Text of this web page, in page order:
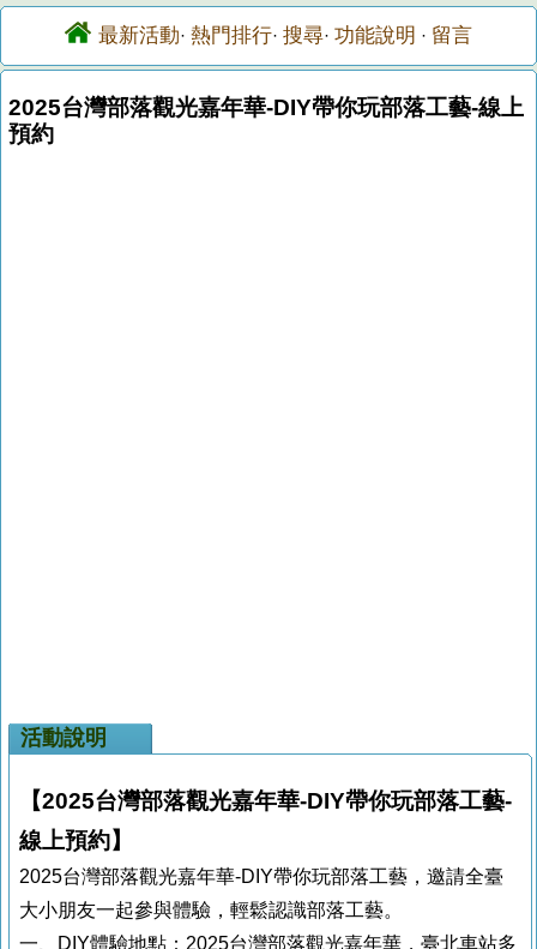
最新活動· 熱門排行· 搜尋· 功能說明 · 留言
2025台灣部落觀光嘉年華-DIY帶你玩部落工藝-線上
預約
活動說明
【2025台灣部落觀光嘉年華-DIY帶你玩部落工藝-
線上預約】
2025台灣部落觀光嘉年華-DIY帶你玩部落工藝，邀請全臺
大小朋友一起參與體驗，輕鬆認識部落工藝。
一、
DIY體驗地點： 2025台灣部落觀光嘉年華，臺北車站多